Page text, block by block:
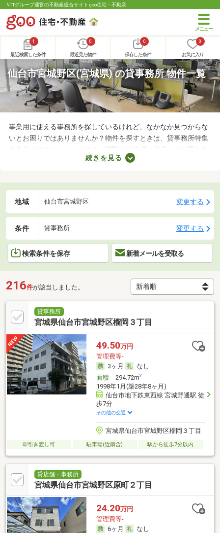
NTTグループ運営の不動産総合サイト goo住宅・不動産
1
最近検索した条件
0
最近見た物件
0
保存した条件
0
お気に入り
仙台市宮城野区(宮城県) の貸事務所 物件一覧
事業用に使える事務所を探しているけれど、なかなか見つからな
いとお困りではありませんか？物件を探すときは、貸事務所特集
を参考にすることがおすすめ。間取りや設備、家賃などが異なる
さまざまな物件をまとめて見られるので、希望にあう事務所が見
も、複数の事務所を比較してみましょう。
続きを見る
地域 仙台市宮城野区 変更する
条件 貸事務所 変更する
検索条件を保存 新着メールを受取る
216件が該当しました。
貸事務所
宮城県仙台市宮城野区榴岡３丁目
49.50万円
管理費等-
3ヶ月
なし
面積294.72m2
1998年1月(築28年8ヶ月)
仙台市地下鉄東西線 宮城野通駅 徒
歩7分
その他の交通
宮城県仙台市宮城野区榴岡３丁目
即引き渡し可 駐車場(近隣含) 駅から徒歩7分以内
貸店舗・事務所
宮城県仙台市宮城野区原町２丁目
24.20万円
管理費等-
6ヶ月
なし